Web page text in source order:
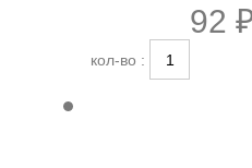
92
кол-во :